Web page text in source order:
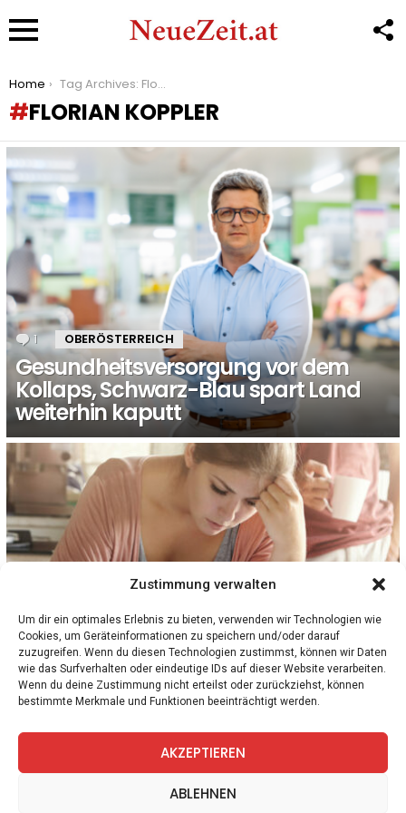
Zustimmung verwalten
Um dir ein optimales Erlebnis zu bieten, verwenden wir Technologien wie
Cookies, um Geräteinformationen zu speichern und/oder darauf
zuzugreifen. Wenn du diesen Technologien zustimmst, können wir Daten
wie das Surfverhalten oder eindeutige IDs auf dieser Website verarbeiten.
Wenn du deine Zustimmung nicht erteilst oder zurückziehst, können
bestimmte Merkmale und Funktionen beeinträchtigt werden.
AKZEPTIEREN
ABLEHNEN
You are here:
Home Tag Archives: Florian Koppler
FLORIAN KOPPLER
LATEST
STORIES
1 Kommentar
OBERÖSTERREICH
Gesundheitsversorgung vor dem
Kollaps, Schwarz-Blau spart Land
weiterhin kaputt
OBERÖSTERREICH
Zahle ich zu viel Betriebskosten? Kostenlose
Beratung für alle Oberösterreicher:innen
twitter